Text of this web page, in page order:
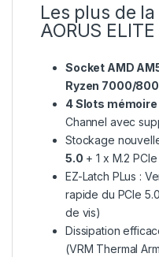
Les plus de
AORUS
Socket AMD
Ryzen 7000/
4 Slots
Channel avec
Stockage
5.0 + 1 x M.2
EZ-Latch PLus :
rapide du PCIe
de vis)
Dissipation
(VRM Thermal